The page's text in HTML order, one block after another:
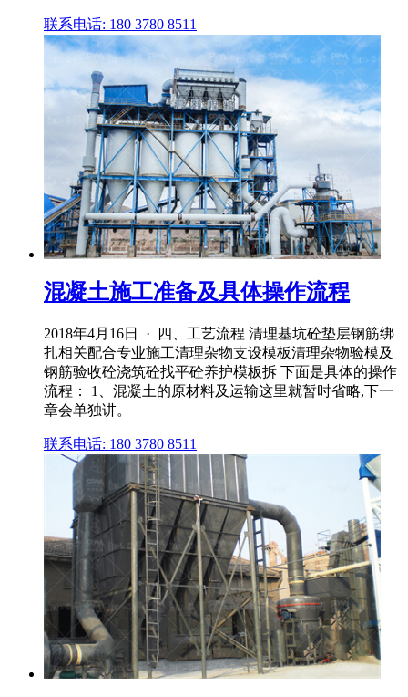
联系电话: 180 3780 8511
混凝土施工准备及具体操作流程
2018年4月16日 · 四、工艺流程 清理基坑砼垫层钢筋绑
扎相关配合专业施工清理杂物支设模板清理杂物验模及
钢筋验收砼浇筑砼找平砼养护模板拆 下面是具体的操作
流程： 1、混凝土的原材料及运输这里就暂时省略,下一
章会单独讲。
联系电话: 180 3780 8511